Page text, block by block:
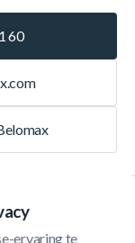
ervaring te
60